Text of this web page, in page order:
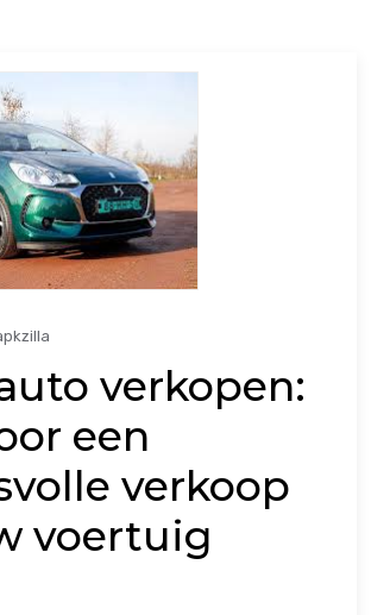
verkopen:
een
verkoop
voertuig